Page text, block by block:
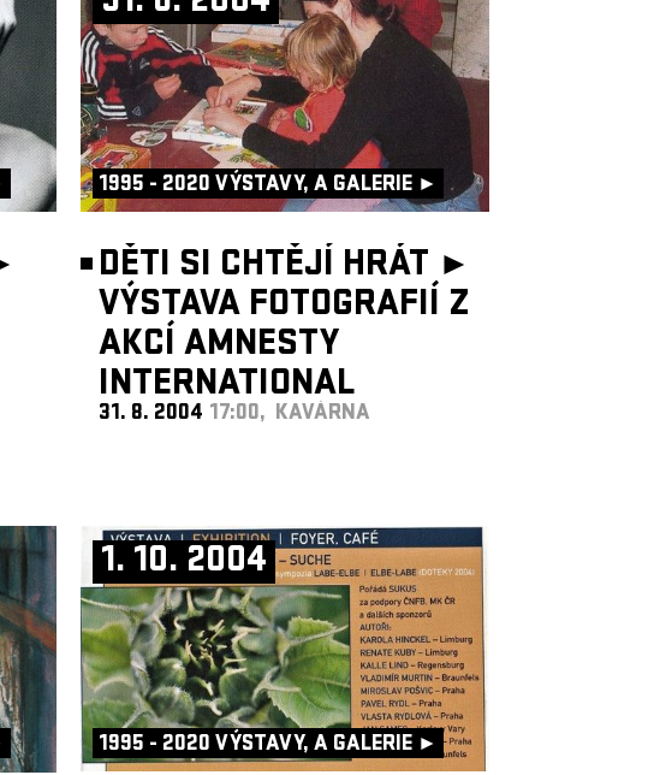
1995 - 2020 VÝSTAVY, A GALERIE ►
DĚTI SI CHTĚJÍ HRÁT ►
VÝSTAVA FOTOGRAFIÍ Z
AKCÍ AMNESTY
INTERNATIONAL
31. 8. 2004 17:00, KAVÁRNA
1. 10. 2004
1995 - 2020 VÝSTAVY, A GALERIE ►